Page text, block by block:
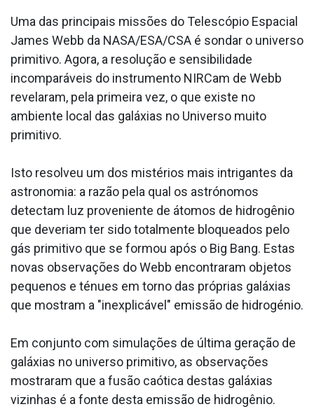
Uma das principais missões do Telescópio Espacial
James Webb da NASA/ESA/CSA é sondar o universo
primitivo. Agora, a resolução e sensibilidade
incomparáveis do instrumento NIRCam de Webb
revelaram, pela primeira vez, o que existe no
ambiente local das galáxias no Universo muito
primitivo.
Isto resolveu um dos mistérios mais intrigantes da
astronomia: a razão pela qual os astrónomos
detectam luz proveniente de átomos de hidrogênio
que deveriam ter sido totalmente bloqueados pelo
gás primitivo que se formou após o Big Bang. Estas
novas observações do Webb encontraram objetos
pequenos e ténues em torno das próprias galáxias
que mostram a "inexplicável" emissão de hidrogénio.
Em conjunto com simulações de última geração de
galáxias no universo primitivo, as observações
mostraram que a fusão caótica destas galáxias
vizinhas é a fonte desta emissão de hidrogênio.